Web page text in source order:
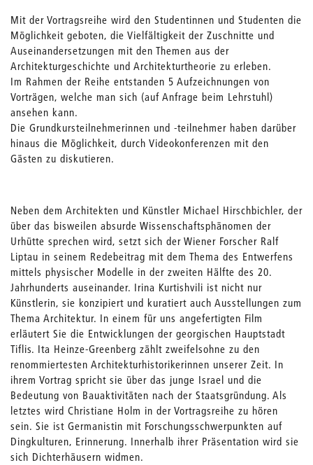
Mit der Vortragsreihe wird den Studentinnen und Studenten die
Möglichkeit geboten, die Vielfältigkeit der Zuschnitte und
Auseinandersetzungen mit den Themen aus der
Architekturgeschichte und Architekturtheorie zu erleben.
Im Rahmen der Reihe entstanden 5 Aufzeichnungen von
Vorträgen, welche man sich (auf Anfrage beim Lehrstuhl)
ansehen kann.
Die Grundkursteilnehmerinnen und -teilnehmer haben darüber
hinaus die Möglichkeit, durch Videokonferenzen mit den
Gästen zu diskutieren.
Neben dem Architekten und Künstler Michael Hirschbichler, der
über das bisweilen absurde Wissenschaftsphänomen der
Urhütte sprechen wird, setzt sich der Wiener Forscher Ralf
Liptau in seinem Redebeitrag mit dem Thema des Entwerfens
mittels physischer Modelle in der zweiten Hälfte des 20.
Jahrhunderts auseinander. Irina Kurtishvili ist nicht nur
Künstlerin, sie konzipiert und kuratiert auch Ausstellungen zum
Thema Architektur. In einem für uns angefertigten Film
erläutert Sie die Entwicklungen der georgischen Hauptstadt
Tiflis. Ita Heinze-Greenberg zählt zweifelsohne zu den
renommiertesten Architekturhistorikerinnen unserer Zeit. In
ihrem Vortrag spricht sie über das junge Israel und die
Bedeutung von Bauaktivitäten nach der Staatsgründung. Als
letztes wird Christiane Holm in der Vortragsreihe zu hören
sein. Sie ist Germanistin mit Forschungsschwerpunkten auf
Dingkulturen, Erinnerung. Innerhalb ihrer Präsentation wird sie
sich Dichterhäusern widmen.